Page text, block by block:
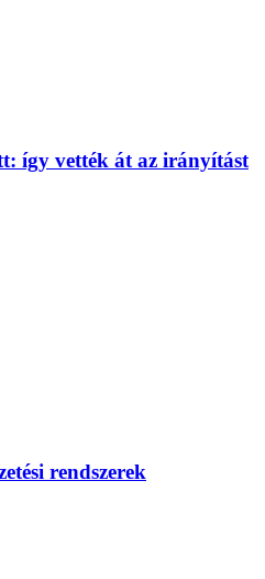
így vették át az irányítást
rendszerek